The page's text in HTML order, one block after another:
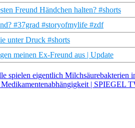
Freund Händchen halten? #shorts
#37grad #storyofmylife #zdf
unter Druck #shorts
meinen Ex-Freund aus | Update
spielen eigentlich Milchsäurebakterien
Medikamentenabhängigkeit | SPIEGEL